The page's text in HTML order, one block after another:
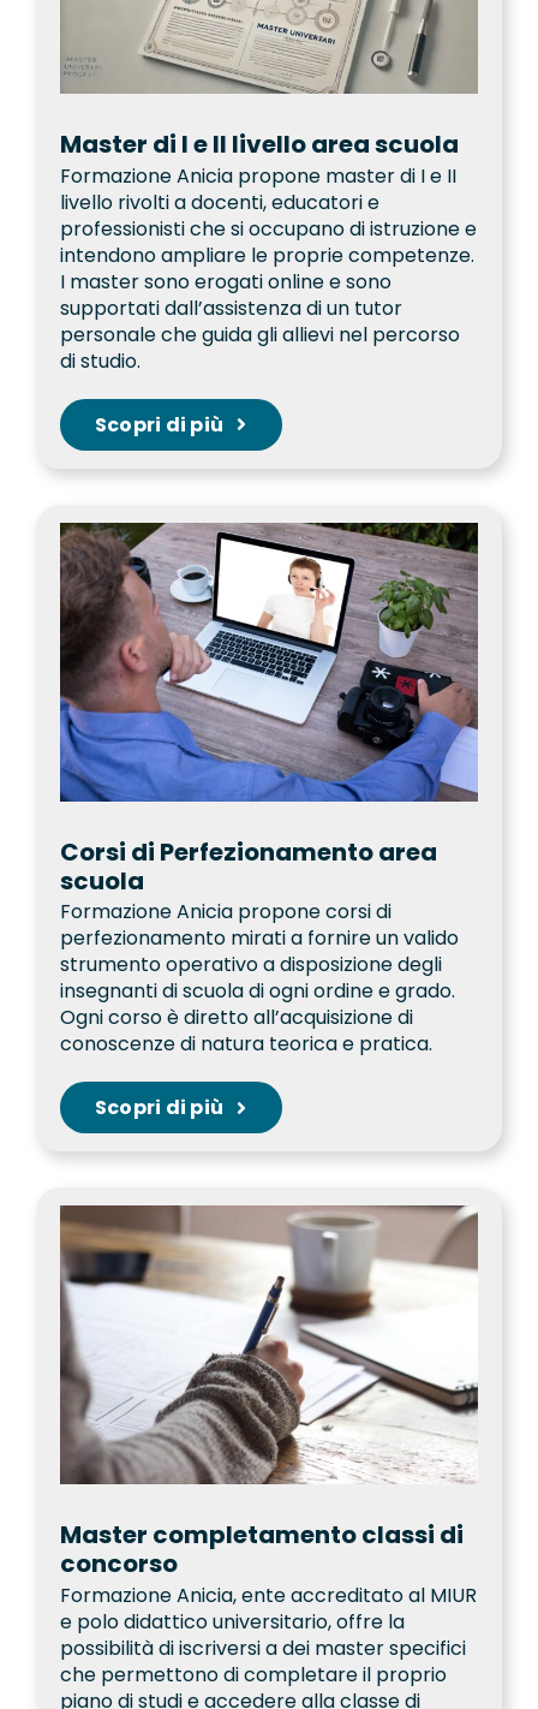
Master di I e II livello area scuola
Formazione Anicia propone master di I e II
livello rivolti a docenti, educatori e
professionisti che si occupano di istruzione e
intendono ampliare le proprie competenze.
I master sono erogati online e sono
supportati dall’assistenza di un tutor
personale che guida gli allievi nel percorso
di studio.
Scopri di più
Corsi di Perfezionamento area
scuola
Formazione Anicia propone corsi di
perfezionamento mirati a fornire un valido
strumento operativo a disposizione degli
insegnanti di scuola di ogni ordine e grado.
Ogni corso è diretto all’acquisizione di
conoscenze di natura teorica e pratica.
Scopri di più
Master completamento classi di
concorso
Formazione Anicia, ente accreditato al MIUR
e polo didattico universitario, offre la
possibilità di iscriversi a dei master specifici
che permettono di completare il proprio
piano di studi e accedere alla classe di